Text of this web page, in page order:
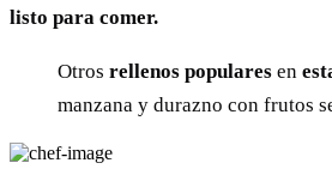
listo para comer.
Otros rellenos populares en
manzana y durazno con frutos